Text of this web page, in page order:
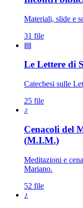
Materiali, slide e
31 file
▤
Le Lettere di
Catechesi sulle
25 file
♪
Cenacoli del
(M.I.M.)
Meditazioni e
Mariano.
52 file
♪